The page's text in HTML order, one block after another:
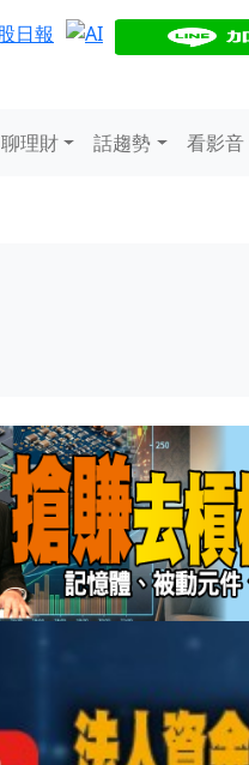
聊理財 話趨勢 看影音